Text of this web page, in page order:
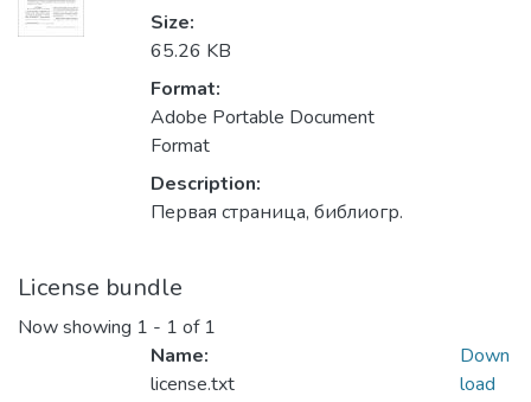
Size:
65.26 KB
Format:
Adobe Portable Document
Format
Description:
Первая страница, библиогр.
License bundle
Now showing 1 - 1 of 1
Name:
license.txt
Down
load